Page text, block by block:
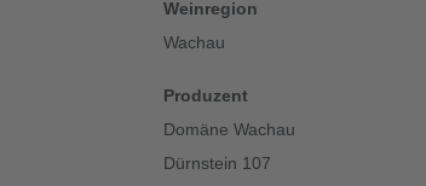
Weinregion
Wachau
Produzent
Domäne Wachau
Dürnstein 107